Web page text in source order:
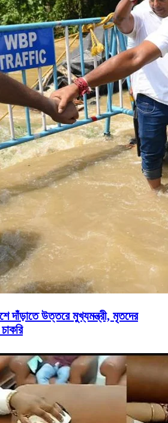
দাঁড়াতে উত্তরে মুখ্যমন্ত্রী, মৃতদের